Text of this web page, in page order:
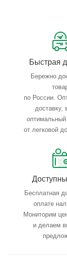
Тройной
Быстрая
Бережно
по России.
доставку,
оптимальный
от легковой
Бесплатная
оплате
Мониторим
и делаем